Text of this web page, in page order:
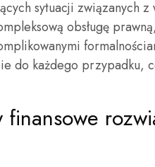
sytuacji związanych z
obsługę
do każdego przypadku,
finansowe